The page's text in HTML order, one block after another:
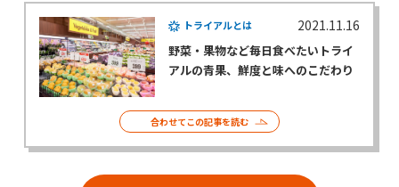
トライアルとは 2021.11.16
野菜・果物など毎日食べたいトライ
アルの青果、鮮度と味へのこだわり
合わせてこの記事を読む